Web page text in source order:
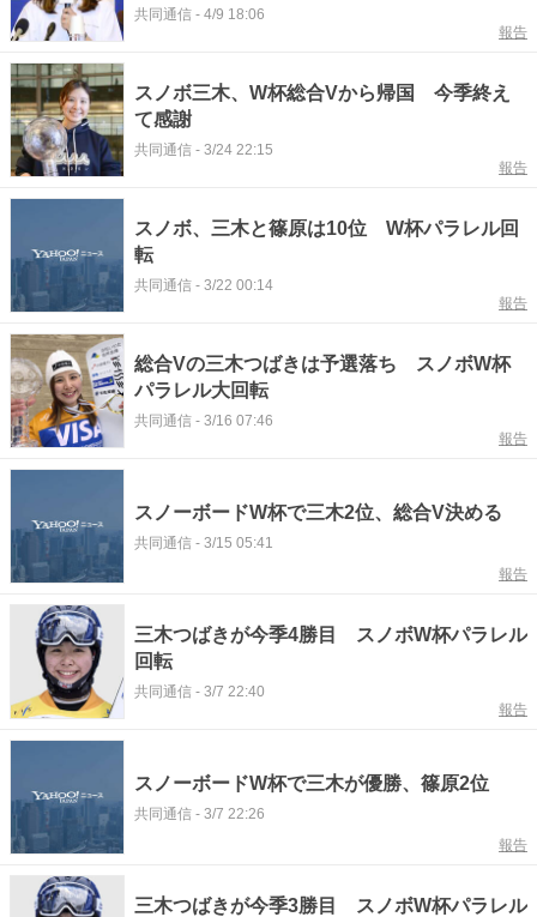
共同通信 - 4/9 18:06
報告
スノボ三木、W杯総合Vから帰国 今季終え
て感謝
共同通信 - 3/24 22:15
報告
スノボ、三木と篠原は10位 W杯パラレル回
転
共同通信 - 3/22 00:14
報告
総合Vの三木つばきは予選落ち スノボW杯
パラレル大回転
共同通信 - 3/16 07:46
報告
スノーボードW杯で三木2位、総合V決める
共同通信 - 3/15 05:41
報告
三木つばきが今季4勝目 スノボW杯パラレル
回転
共同通信 - 3/7 22:40
報告
スノーボードW杯で三木が優勝、篠原2位
共同通信 - 3/7 22:26
報告
三木つばきが今季3勝目 スノボW杯パラレル